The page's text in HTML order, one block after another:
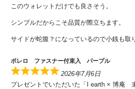
このウォレットだけでも良さそう。
シンプルだからこそ品質が際立ちます。
サイドが蛇腹？になっているので小銭も取
ボレロ ファスナー付束入 パープル
2026年7月6日
プレゼントでいただいた「I earth × 博庵